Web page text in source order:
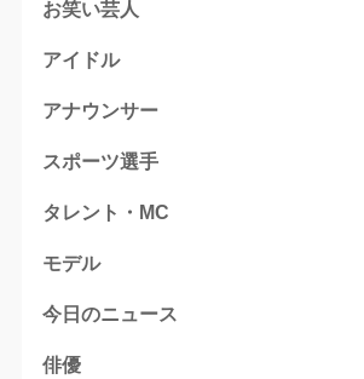
お笑い芸人
アイドル
アナウンサー
スポーツ選手
タレント・MC
モデル
今日のニュース
俳優